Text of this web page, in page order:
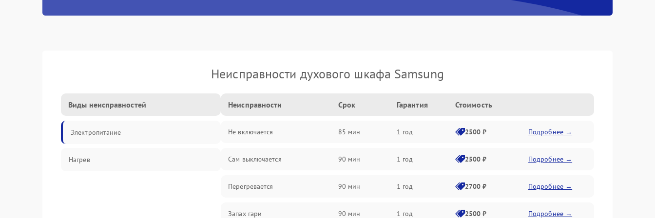
Неисправности духового шкафа Samsung
Виды неисправностей
Электропитание
Нагрев
Неисправности Срок Гарантия Стоимость
Не включается 85 мин 1 год 2500 ₽ Подробнее →
Сам выключается 90 мин 1 год 2500 ₽ Подробнее →
Перегревается 90 мин 1 год 2700 ₽ Подробнее →
Запах гари 90 мин 1 год 2500 ₽ Подробнее →